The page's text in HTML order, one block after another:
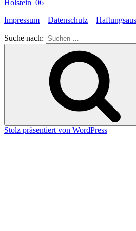
Holstein_06
Impressum
Datenschutz
Suche nach:
Stolz präsentiert von WordPress